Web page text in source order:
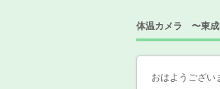
体温カメラ 〜東成
おはようござ